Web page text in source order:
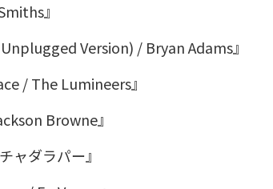
』
Version) / Bryan Adams』
/ The Lumineers』
Browne』
ャダラパー』